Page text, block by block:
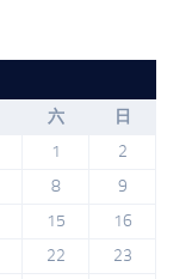
六
日
1
2
8
9
15
16
22
23